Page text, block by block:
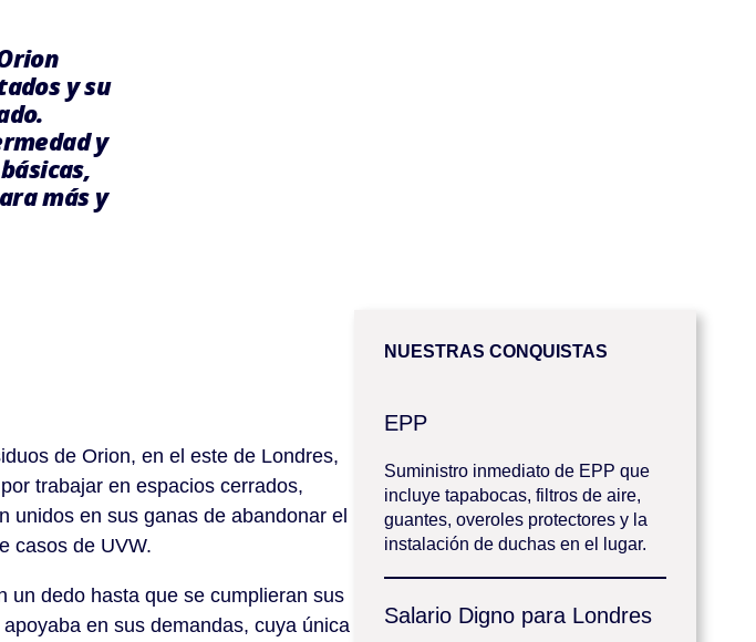
y su
y
más y
de Orion, en el este de Londres,
trabajar en espacios cerrados,
unidos en sus ganas de abandonar el
casos de UVW.
un dedo hasta que se cumplieran sus
en sus demandas, cuya única
NUESTRAS CONQUISTAS
EPP
Suministro inmediato de EPP que
incluye tapabocas, filtros de aire,
guantes, overoles protectores y la
instalación de duchas en el lugar.
Salario Digno para Londres